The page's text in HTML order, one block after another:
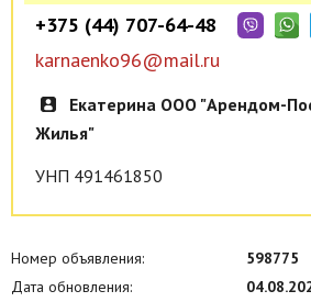
+375 (44) 707-64-48
karnaenko96@mail.ru
Екатерина ООО "Арендом-
Жилья"
УНП 491461850
Номер объявления:
598775
Дата обновления: